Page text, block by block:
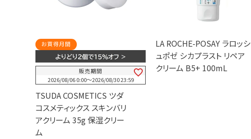
お買得月間
販売期間
2026/08/06 0:00〜2026/08/30 23:59
TSUDA COSMETICS ツダ
コスメティックス スキンバリ
アクリーム 35g 保湿クリー
ム
LA ROCHE-POSAY ラロッシ
ュポゼ シカプラスト リペア
クリーム B5+ 100mL